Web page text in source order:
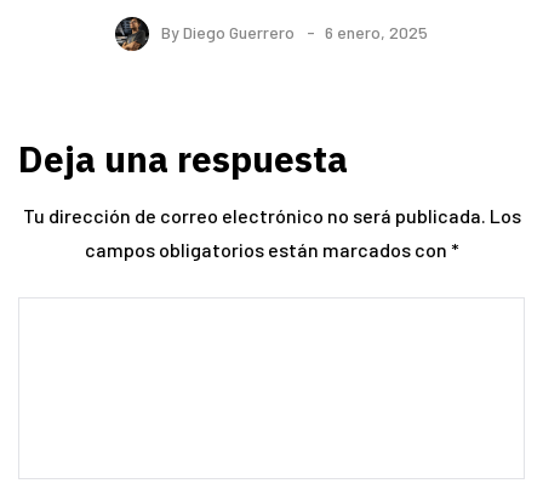
ByDiego Guerrero 6 enero, 2025
Deja una respuesta
Tu dirección de correo electrónico no será publicada. Los
campos obligatorios están marcados con *